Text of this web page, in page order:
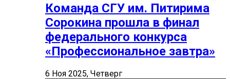
Команда СГУ им. Питирима
Сорокина прошла в финал
федерального конкурса
«Профессиональное завтра»
6 Ноя 2025, Четверг